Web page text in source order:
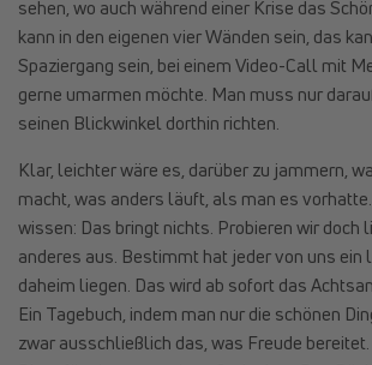
sehen, wo auch während einer Krise das
kann in den eigenen vier Wänden sein, das
Spaziergang sein, bei einem Video-Call mit
gerne umarmen möchte. Man muss nur
seinen Blickwinkel dorthin richten.
Klar, leichter wäre es, darüber zu jammern,
macht, was anders läuft, als man es
wissen: Das bringt nichts. Probieren wir doch
anderes aus. Bestimmt hat jeder von uns ein
daheim liegen. Das wird ab sofort das
Ein Tagebuch, indem man nur die schönen
zwar ausschließlich das, was Freude